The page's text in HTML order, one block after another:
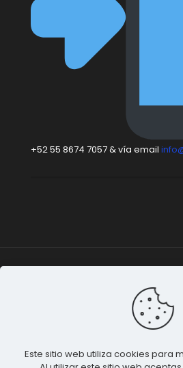
+52 55 8674 7057 & vía email
© 2015-2024
Terminos &
Datos
Este sitio web utiliza cookies para